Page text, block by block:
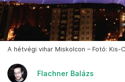
A hétvégi vihar Miskolcon – Fotó: Kis-
Flachner Balázs